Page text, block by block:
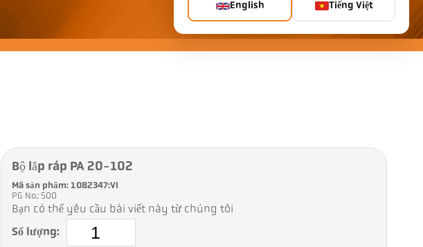
Bộ lắp ráp PA 20-102
Mã sản phẩm: 1082347:VI
PG No.: 500
Bạn có thể yêu cầu bài viết này từ chúng tôi
Số lượng:
English Tiếng Việt